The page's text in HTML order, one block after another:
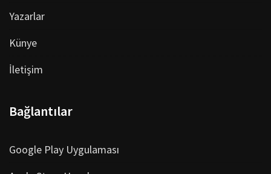
Yazarlar
Künye
İletişim
Bağlantılar
Google Play Uygulaması